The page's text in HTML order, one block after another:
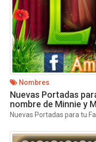
Nombres
Nuevas Portadas
nombre de Minnie y
Nuevas Portadas para tu